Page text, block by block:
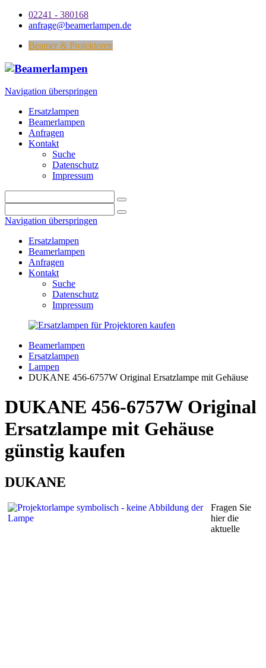
02241 - 380168
anfrage@beamerlampen.de
Beamer & Projektoren
Navigation überspringen
Ersatzlampen
Beamerlampen
Anfragen
Kontakt
Suche
Datenschutz
Impressum
Navigation überspringen
Ersatzlampen
Beamerlampen
Anfragen
Kontakt
Suche
Datenschutz
Impressum
Beamerlampen
Ersatzlampen
Lampen
DUKANE 456-6757W Original Ersatzlampe mit Gehäuse
DUKANE 456-6757W Original
Ersatzlampe mit Gehäuse
günstig kaufen
DUKANE
Fragen Sie
hier die
aktuelle